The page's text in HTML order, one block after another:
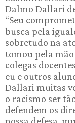
Dalmo Dallari
“Seu
busca pela
sobretudo na
tomou pela mão
colegas
eu e outros
Dallari muitas
o racismo ser
defendem os